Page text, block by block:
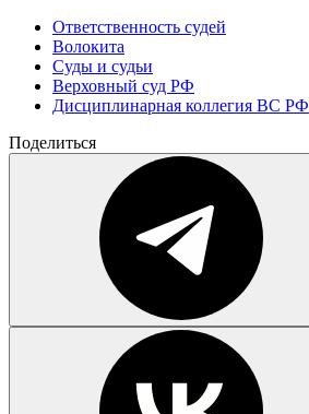
Ответственность судей
Волокита
Суды и судьи
Верховный суд РФ
Дисциплинарная коллегия ВС РФ
Поделиться